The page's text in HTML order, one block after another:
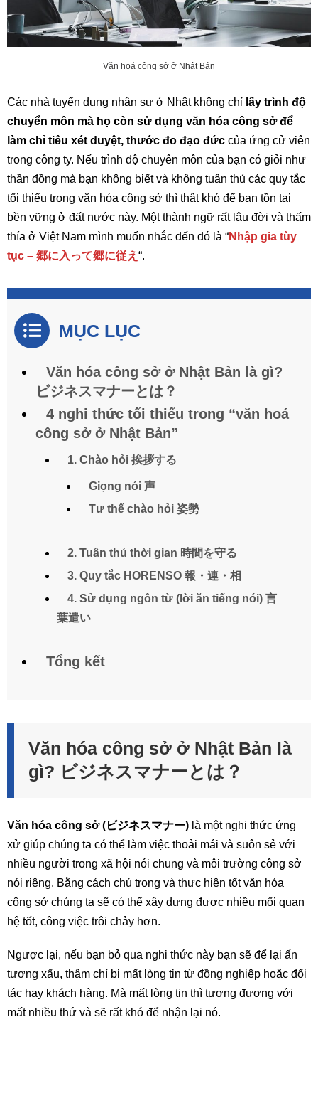
Văn hoá công sở ở Nhật Bản
Các nhà tuyển dụng nhân sự ở Nhật không chỉ lấy trình độ
chuyển môn mà họ còn sử dụng văn hóa công sở để
làm chỉ tiêu xét duyệt, thước đo đạo đức của ứng cử viên
trong công ty. Nếu trình độ chuyên môn của bạn có giỏi như
thần đồng mà bạn không biết và không tuân thủ các quy tắc
tối thiểu trong văn hóa công sở thì thật khó để bạn tồn tại
bền vững ở đất nước này. Một thành ngữ rất lâu đời và thấm
thía ở Việt Nam mình muốn nhắc đến đó là “Nhập gia tùy
tục – 郷に入って郷に従え “.
MỤC LỤC
Văn hóa công sở ở Nhật Bản là gì?
ビジネスマナーとは？
4 nghi thức tối thiểu trong “văn hoá
công sở ở Nhật Bản”
1. Chào hỏi 挨拶する
Giọng nói 声
Tư thế chào hỏi 姿勢
2. Tuân thủ thời gian 時間を守る
3. Quy tắc HORENSO 報・連・相
4. Sử dụng ngôn từ (lời ăn tiếng nói) 言
葉遣い
Tổng kết
Văn hóa công sở ở Nhật Bản là
gì? ビジネスマナーとは？
Văn hóa công sở (ビジネスマナー) là một nghi thức ứng
xử giúp chúng ta có thể làm việc thoải mái và suôn sẻ với
nhiều người trong xã hội nói chung và môi trường công sở
nói riêng. Bằng cách chú trọng và thực hiện tốt văn hóa
công sở chúng ta sẽ có thể xây dựng được nhiều mối quan
hệ tốt, công việc trôi chảy hơn.
Ngược lại, nếu bạn bỏ qua nghi thức này bạn sẽ để lại ấn
tượng xấu, thậm chí bị mất lòng tin từ đồng nghiệp hoặc đối
tác hay khách hàng. Mà mất lòng tin thì tương đương với
mất nhiều thứ và sẽ rất khó để nhận lại nó.